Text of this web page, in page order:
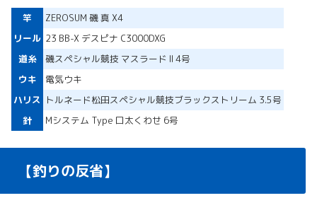
竿
ZEROSUM 磯 真 X4
リール 23 BB-X デスピナ C3000DXG
道糸
磯スペシャル競技 マスラード II 4号
ウキ
電気ウキ
ハリス
トルネード松田スペシャル競技ブラックストリーム 3.5号
針
Mシステム Type 口太くわせ 6号
【釣りの反省】